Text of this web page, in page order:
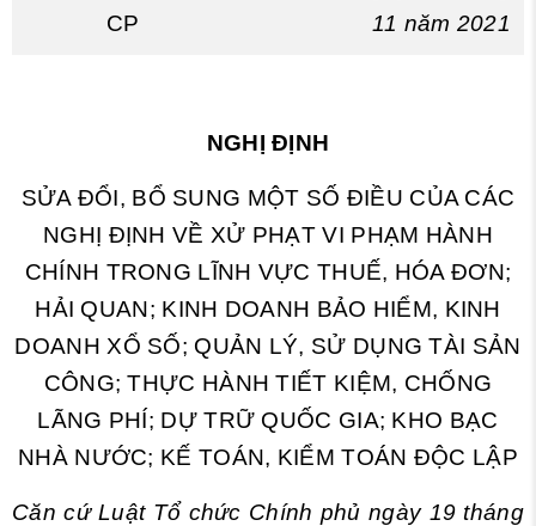
CP
11 năm 2021
NGHỊ ĐỊNH
SỬA ĐỔI, BỔ SUNG MỘT SỐ ĐIỀU CỦA CÁC
NGHỊ ĐỊNH VỀ XỬ PHẠT VI PHẠM HÀNH
CHÍNH TRONG LĨNH VỰC THUẾ, HÓA ĐƠN;
HẢI QUAN; KINH DOANH BẢO HIỂM, KINH
DOANH XỔ SỐ; QUẢN LÝ, SỬ DỤNG TÀI SẢN
CÔNG; THỰC HÀNH TIẾT KIỆM, CHỐNG
LÃNG PHÍ; DỰ TRỮ QUỐC GIA; KHO BẠC
NHÀ NƯỚC; KẾ TOÁN, KIỂM TOÁN ĐỘC LẬP
Căn cứ Luật Tổ chức Chính phủ ngày 19 tháng